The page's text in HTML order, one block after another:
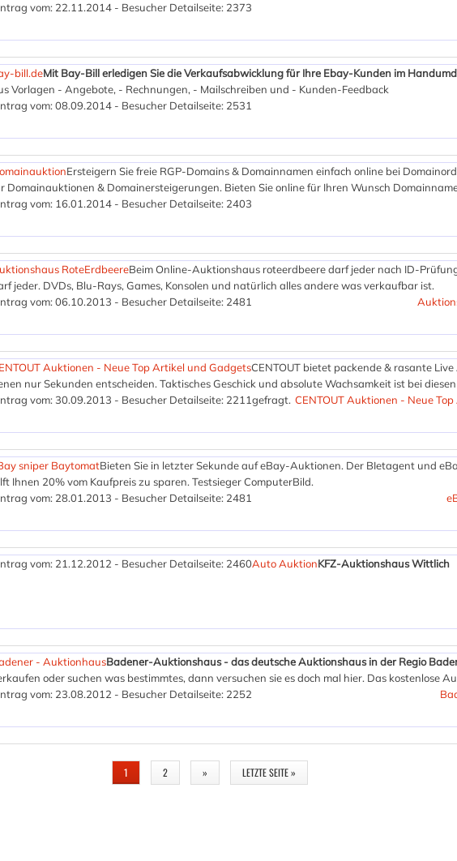
vom: 22.11.2014 - Besucher Detailseite: 2373
bill.deMit Bay-Bill erledigen Sie die Verkaufsabwicklung für Ihre Ebay-Kunden im
Vorlagen - Angebote, - Rechnungen, - Mailschreiben und - Kunden-Feedback
vom: 08.09.2014 - Besucher Detailseite: 2531
Ersteigern Sie freie RGP-Domains & Domainnamen einfach online bei
Domainauktionen & Domainersteigerungen. Bieten Sie online für Ihren Wunsch
vom: 16.01.2014 - Besucher Detailseite: 2403
RoteErdbeereBeim Online-Auktionshaus roteerdbeere darf jeder nach ID-
jeder. DVDs, Blu-Rays, Games, Konsolen und natürlich alles andere was verkaufbar ist.
vom: 06.10.2013 - Besucher Detailseite: 2481
Auktionen - Neue Top Artikel und GadgetsCENTOUT bietet packende & rasante
nur Sekunden entscheiden. Taktisches Geschick und absolute Wachsamkeit ist bei
gefragt.
vom: 30.09.2013 - Besucher Detailseite: 2211 CENTOUT Auktionen - Neue
sniper BaytomatBieten Sie in letzter Sekunde auf eBay-Auktionen. Der BIetagent und
Ihnen 20% vom Kaufpreis zu sparen. Testsieger ComputerBild.
vom: 28.01.2013 - Besucher Detailseite: 2481
Auto AuktionKFZ-Auktionshaus Wittlich
vom: 21.12.2012 - Besucher Detailseite: 2460
- AuktionhausBadener-Auktionshaus - das deutsche Auktionshaus in der Regio
oder suchen was bestimmtes, dann versuchen sie es doch mal hier. Das kostenlose
vom: 23.08.2012 - Besucher Detailseite: 2252
1 2 » LETZTE SEITE »